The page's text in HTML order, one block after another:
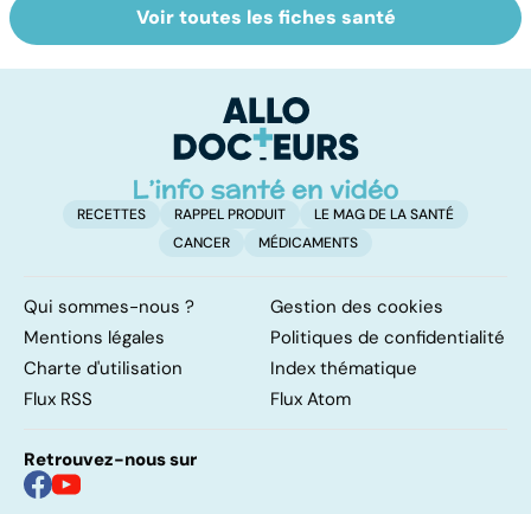
La tuberculose
pulmonaire
Femmes :
comment
Voir toutes les fiches santé
RECETTES RAPPEL PRODUIT
LE MAG DE LA SANTÉ
CANCER
MÉDICAMENTS
Qui sommes-nous ?
Gestion des cookies
Mentions légales
Politiques de confidentialité
Charte d'utilisation
Index thématique
Flux RSS
Flux Atom
Retrouvez-nous sur